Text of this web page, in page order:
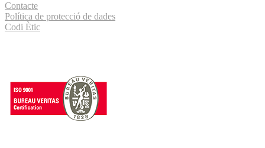
Contacte
Política de protecció de dades
Codi Ètic